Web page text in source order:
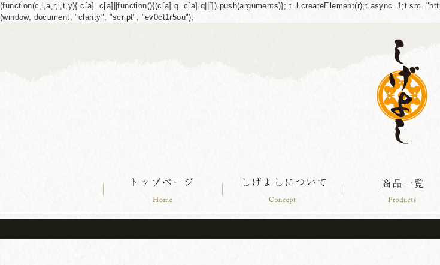
(function(c,l,a,r,i,t,y){ c[a]=c[a]||function(){(c[a].q=c[a].q||[]).push(arguments)};
(window, document, "clarity", "script", "ev0ct1r5ou");